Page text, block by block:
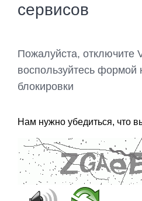
сервисов
Пожалуйста, отключите
воспользуйтесь формой
блокировки
Нам нужно убедиться, что